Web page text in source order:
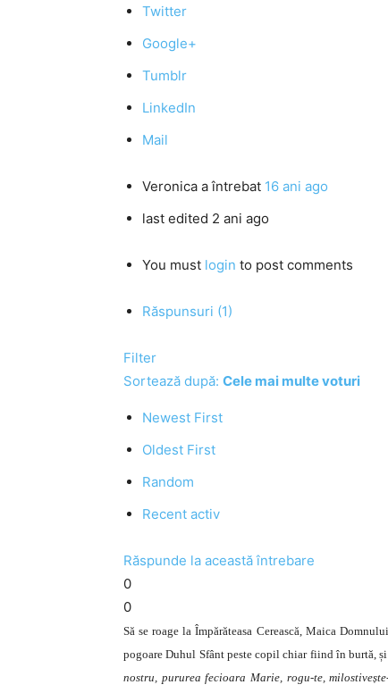
Twitter
Google+
Tumblr
LinkedIn
Mail
Veronica a întrebat 16 ani ago
last edited 2 ani ago
You must login to post comments
Răspunsuri (1)
Filter
Sortează după: Cele mai multe voturi
Newest First
Oldest First
Random
Recent activ
Răspunde la această întrebare
0
0
Să se roage la Împărăteasa Cerească, Maica
pogoare Duhul Sfânt peste copil chiar fiind în burtă,
nostru, pururea fecioara Marie, rogu-te,